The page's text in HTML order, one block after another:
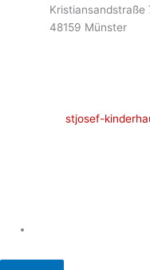
Kristiansandstraße
48159 Münster
stjosef-